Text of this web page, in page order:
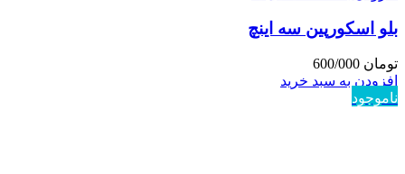
بلو اسکورپین سه اینچ
تومان
افزودن به سبد خرید
ناموجود